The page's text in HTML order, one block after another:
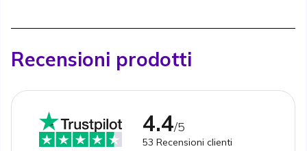
Recensioni prodotti
4.4/5
53 Recensioni clienti